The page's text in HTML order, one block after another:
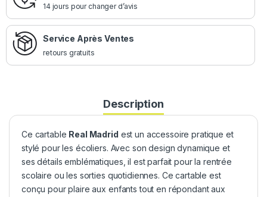
14 jours pour changer d’avis
Service Après Ventes
retours gratuits
Description
Ce cartable Real Madrid est un accessoire pratique et
stylé pour les écoliers. Avec son design dynamique et
ses détails emblématiques, il est parfait pour la rentrée
scolaire ou les sorties quotidiennes. Ce cartable est
conçu pour plaire aux enfants tout en répondant aux